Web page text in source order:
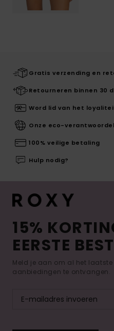
Gratis verzending en
Retourneren binnen 30
Word lid van het
Onze eco-
100% veilige betaling
Hulp nodig?
15%
EERSTE
Meld je aan om al het laatste
aanbiedingen te ontvangen.